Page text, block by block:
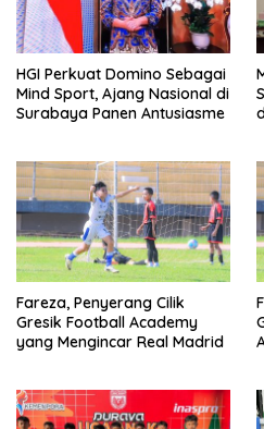
HGI Perkuat Domino Sebagai
Mind Sport, Ajang Nasional di
Surabaya Panen Antusiasme
Fareza, Penyerang Cilik
Gresik Football Academy
yang Mengincar Real Madrid